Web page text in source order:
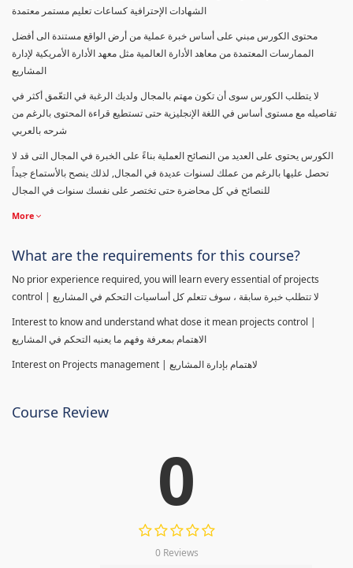
الشهادات الإحترافية كساعات تعليم مستمر معتمدة
محتوى الكورس مبني على أساس خبرة عملية من أرض الواقع مستندة الى أفضل
الممارسات المعتمدة من معاهد الأدارة العالمية مثل معهد الأدارة الأمريكية لإدارة
المشاريع
لا يتطلب الكورس سوى أن تكون مهتم بالمجال ولديك الرغبة في التعّمق أكثر في
تفاصيله مع مستوى أساس في اللغة الإنجليزية حتى تستطيع قراءة المحتوى بالرغم من
شرحه بالعربي
الكورس يحتوى على العديد من النصائح العملية بناءً على الخبرة في المجال التى قد لا
تحصل عليها بالرغم من عملك لسنوات عديدة في المجال, لذلك ينصح بالأستماع جيداً
للنصائح في كل محاضرة حتى تختصر على نفسك سنوات في المجال
More
What are the requirements for this course?
No prior experience required, you will learn every essential of projects
control | لا تتطلب خبرة سابقة ، سوف تتعلم كل أساسيات التحكم في المشاريع
Interest to know and understand what dose it mean projects control |
الاهتمام بمعرفة وفهم ما يعنيه التحكم في المشاريع
Interest on Projects management | لاهتمام بإدارة المشاريع
Course Review
0
0 Reviews